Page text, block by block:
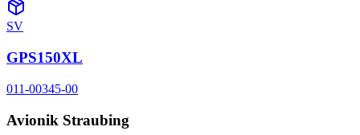
SV
GPS150XL
011-00345-00
Avionik Straubing